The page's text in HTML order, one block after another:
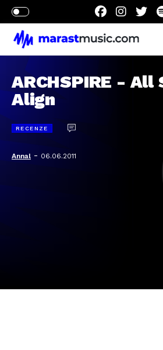
ARCHSPIRE - All
Align
RECENZE
Annal - 06.06.2011